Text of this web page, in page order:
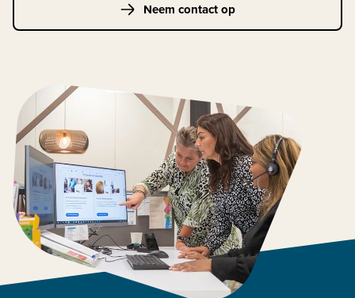
Neem contact op